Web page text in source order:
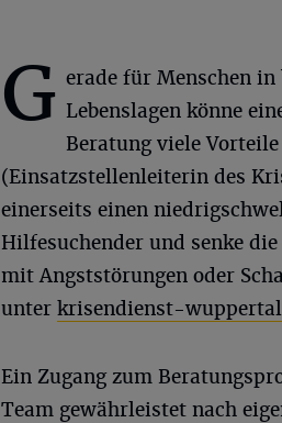
G erade für Menschen in
Lebenslagen könne
Beratung viele
(Einsatzstellenleiterin des
einerseits einen
Hilfesuchender und senke
mit Angststörungen oder
unter krisendienst-
Ein Zugang zum
Team gewährleistet nach